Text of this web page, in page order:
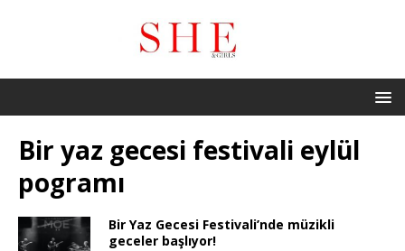
Bir yaz gecesi festivali eylül
pogramı
Bir Yaz Gecesi Festivali’nde müzikli
geceler başlıyor!